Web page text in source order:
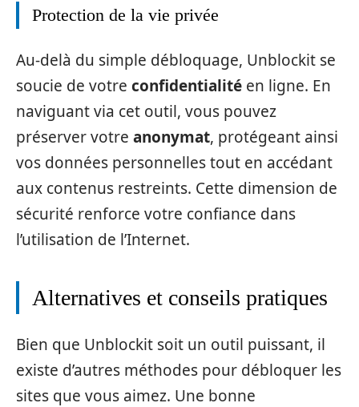
Protection de la vie privée
Au-delà du simple débloquage, Unblockit se
soucie de votre confidentialité en ligne. En
naviguant via cet outil, vous pouvez
préserver votre anonymat, protégeant ainsi
vos données personnelles tout en accédant
aux contenus restreints. Cette dimension de
sécurité renforce votre confiance dans
l’utilisation de l’Internet.
Alternatives et conseils pratiques
Bien que Unblockit soit un outil puissant, il
existe d’autres méthodes pour débloquer les
sites que vous aimez. Une bonne